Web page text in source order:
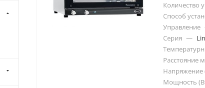
Количество
Способ
Управление
Серия —
Расстояние
Напряжение
Мощность